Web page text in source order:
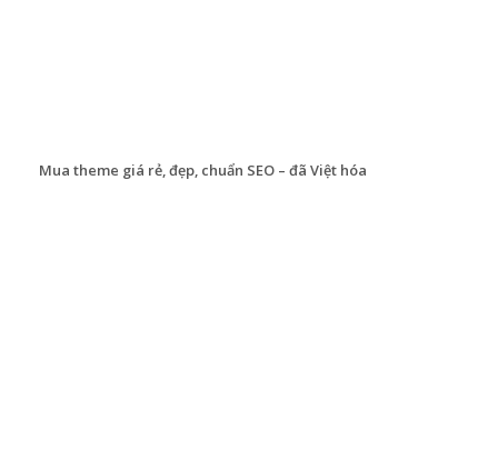
Mua theme giá rẻ, đẹp, chuẩn SEO – đã Việt hóa